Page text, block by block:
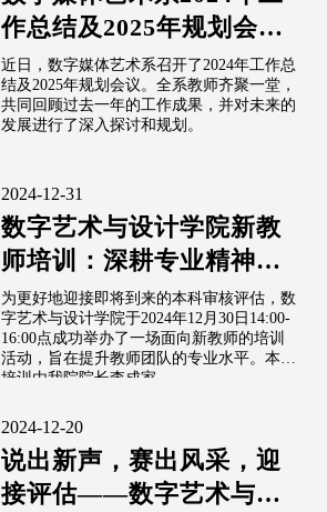
作总结及2025年规划会议
圆满举行
近日，数字媒体艺术系召开了2024年工作总
结及2025年规划会议。全系教师齐聚一堂，
共同回顾过去一年的工作成果，并对未来的
发展进行了深入探讨和规划。
2024-12-31
数字艺术与设计学院新教
师培训：深耕专业精神，
共创教育未来
为更好地迎接即将到来的本科审核评估，数
字艺术与设计学院于2024年12月30日14:00-
16:00点成功举办了一场面向新教师的培训
活动，旨在提升教师团队的专业水平。本次
培训由我院院长李成家...
2024-12-20
说出新声，赛出风采，迎
接评估——数字艺术与设